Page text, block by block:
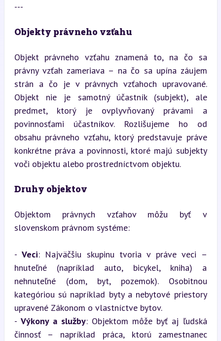
---
Objekty právneho vzťahu
Objekt právneho vzťahu znamená to, na čo sa
právny vzťah zameriava – na čo sa upína záujem
strán a čo je v právnych vzťahoch upravované.
Objekt nie je samotný účastník (subjekt), ale
predmet, ktorý je ovplyvňovaný právami a
povinnosťami účastníkov. Rozlišujeme ho od
obsahu právneho vzťahu, ktorý predstavuje práve
konkrétne práva a povinnosti, ktoré majú subjekty
voči objektu alebo prostredníctvom objektu.
Druhy objektov
Objektom právnych vzťahov môžu byť v
slovenskom právnom systéme:
- Veci: Najväčšiu skupinu tvoria v práve veci –
hnuteľné (napríklad auto, bicykel, kniha) a
nehnuteľné (dom, byt, pozemok). Osobitnou
kategóriou sú napríklad byty a nebytové priestory
upravené Zákonom o vlastníctve bytov.
- Výkony a služby: Objektom môže byť aj ľudská
činnosť – napríklad práca, ktorú zamestnanec